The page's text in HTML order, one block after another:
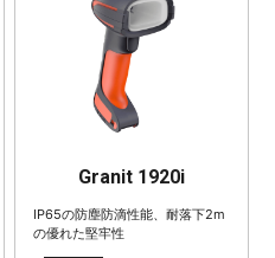
Granit 1920i
IP65の防塵防滴性能、耐落下2m
の優れた堅牢性